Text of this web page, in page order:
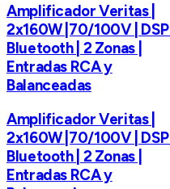
Amplificador Veritas |
2x160W |70/100V | DSP |
Bluetooth | 2 Zonas |
Entradas RCA y
Balanceadas
Amplificador Veritas |
2x160W |70/100V | DSP |
Bluetooth | 2 Zonas |
Entradas RCA y